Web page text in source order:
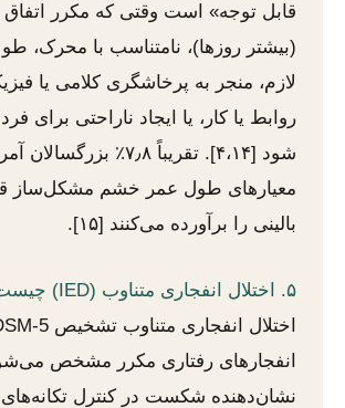
قابل توجه» است وقتی که مکرر اتفاق
(بیشتر روزها)، نامتناسب با محرک،
لازم، منجر به پرخاشگری کلامی یا
روابط یا کار، یا ایجاد ناراحتی برای
شود [۴،۱۴]. تقریباً ۷٫۸٪
معیارهای طول عمر خشم مشکل‌ساز
بالینی را برآورده می‌کنند [۱۵].
۵. اختلال انفجاری متناوب (IED) چیست؟
انفجارهای رفتاری مکرر مشخص
نشان‌دهنده شکست در کنترل تکانه‌های